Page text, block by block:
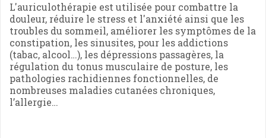
L'auriculothérapie est utilisée pour combattre la
douleur, réduire le stress et l'anxiété ainsi que les
troubles du sommeil, améliorer les symptômes de la
constipation, les sinusites, pour les addictions
(tabac, alcool…), les dépressions passagères, la
régulation du tonus musculaire de posture, les
pathologies rachidiennes fonctionnelles, de
nombreuses maladies cutanées chroniques,
l’allergie…